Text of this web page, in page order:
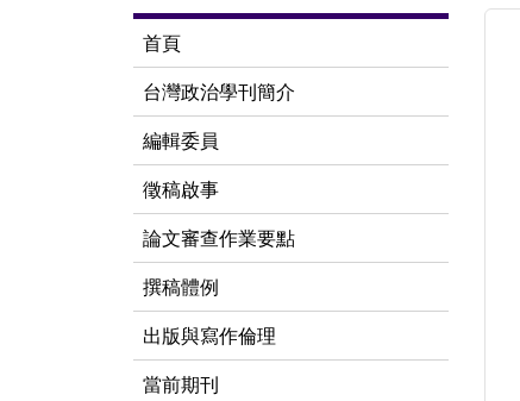
首頁
台灣政治學刊簡介
編輯委員
徵稿啟事
論文審查作業要點
撰稿體例
出版與寫作倫理
當前期刊